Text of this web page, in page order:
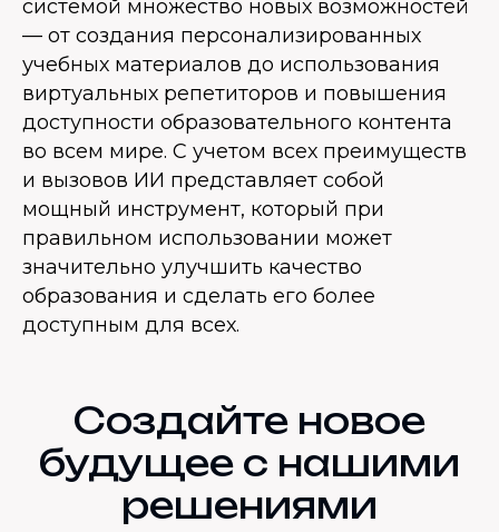
системой множество новых возможностей
— от создания персонализированных
учебных материалов до использования
виртуальных репетиторов и повышения
доступности образовательного контента
во всем мире. С учетом всех преимуществ
и вызовов ИИ представляет собой
мощный инструмент, который при
правильном использовании может
значительно улучшить качество
образования и сделать его более
доступным для всех.
Создайте новое
будущее с нашими
решениями